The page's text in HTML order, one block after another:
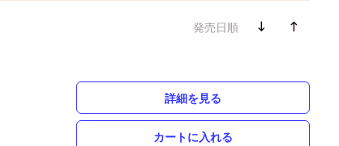
発売日順
詳細を見る